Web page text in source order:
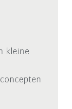
kleine